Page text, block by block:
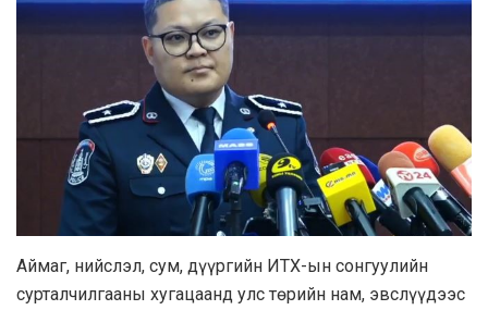
Аймаг, нийслэл, сум, дүүргийн ИТХ-ын сонгуулийн
сурталчилгааны хугацаанд улс төрийн нам, эвслүүдээс